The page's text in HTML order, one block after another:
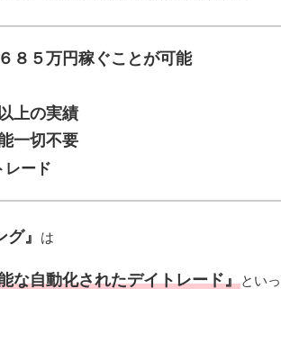
８５万円稼ぐことが可能
上の実績
一切不要
レード
』 は
な自動化されたデイトレード』とい